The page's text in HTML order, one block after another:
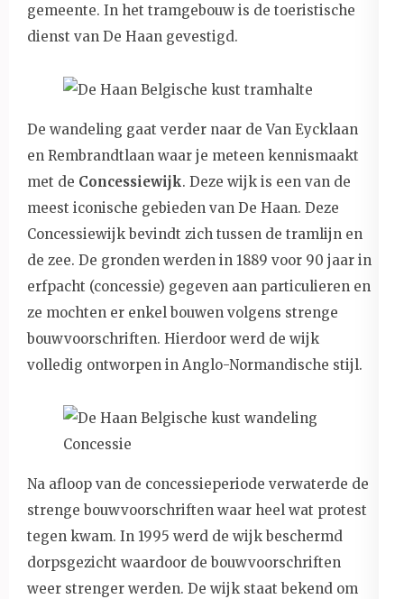
gemeente. In het tramgebouw is de toeristische
dienst van De Haan gevestigd.
De wandeling gaat verder naar de Van Eycklaan
en Rembrandtlaan waar je meteen kennismaakt
met de Concessiewijk. Deze wijk is een van de
meest iconische gebieden van De Haan. Deze
Concessiewijk bevindt zich tussen de tramlijn en
de zee. De gronden werden in 1889 voor 90 jaar in
erfpacht (concessie) gegeven aan particulieren en
ze mochten er enkel bouwen volgens strenge
bouwvoorschriften. Hierdoor werd de wijk
volledig ontworpen in Anglo-Normandische stijl.
Na afloop van de concessieperiode verwaterde de
strenge bouwvoorschriften waar heel wat protest
tegen kwam. In 1995 werd de wijk beschermd
dorpsgezicht waardoor de bouwvoorschriften
weer strenger werden. De wijk staat bekend om